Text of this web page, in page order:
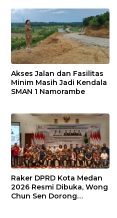
Akses Jalan dan Fasilitas
Minim Masih Jadi Kendala
SMAN 1 Namorambe
Raker DPRD Kota Medan
2026 Resmi Dibuka, Wong
Chun Sen Dorong